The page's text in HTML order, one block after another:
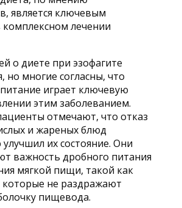
является ключевым
лечении
о диете при эзофагите
но многие согласны, что
играет ключевую
этим заболеванием.
отмечают, что отказ
и жареных блюд
их состояние. Они
важность дробного питания
мягкой пищи, такой как
которые не раздражают
пищевода.